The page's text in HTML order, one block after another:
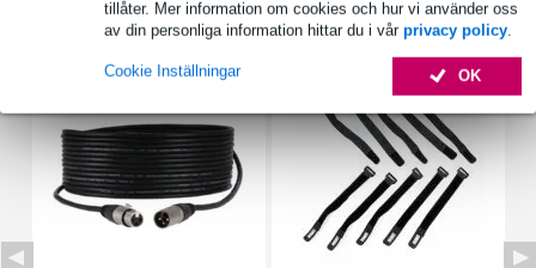
tillåter. Mer information om cookies och hur vi använder oss
av din personliga information hittar du i vår privacy policy.
OK
Cookie Inställningar
Tillbehör (6)